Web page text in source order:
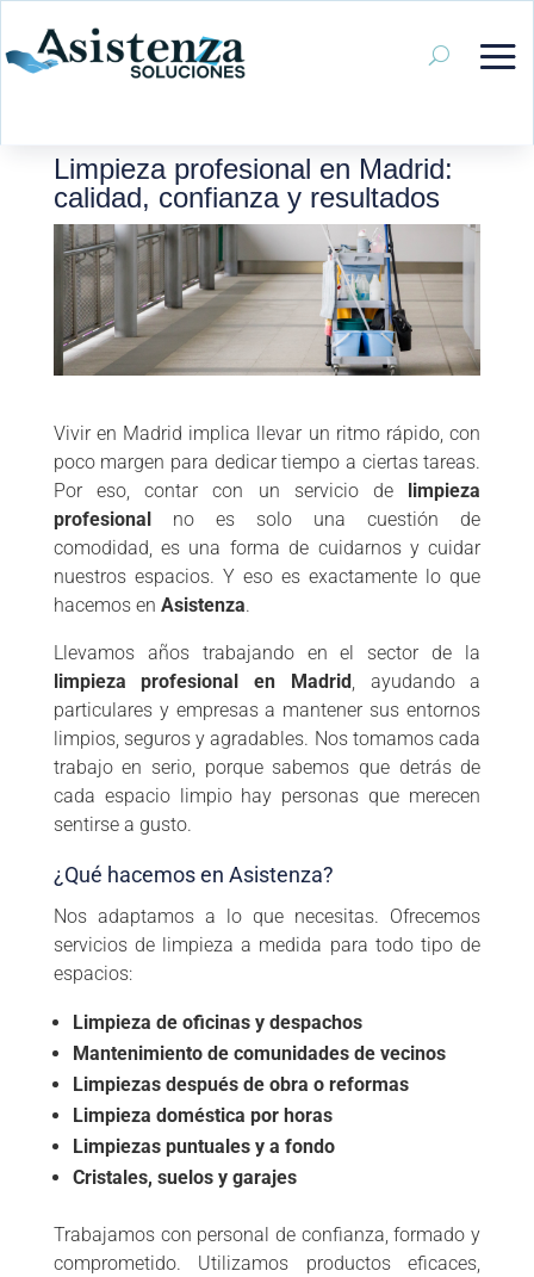
Limpieza profesional en Madrid:
calidad, confianza y resultados
Vivir en Madrid implica llevar un ritmo rápido, con
poco margen para dedicar tiempo a ciertas tareas.
Por eso, contar con un servicio de limpieza
profesionalno es solo una cuestión de
comodidad, es una forma de cuidarnos y cuidar
nuestros espacios. Y eso es exactamente lo que
hacemos en Asistenza.
Llevamos años trabajando en el sector de la
limpieza profesional en Madrid, ayudando a
particulares y empresas a mantener sus entornos
limpios, seguros y agradables. Nos tomamos cada
trabajo en serio, porque sabemos que detrás de
cada espacio limpio hay personas que merecen
sentirse a gusto.
¿Qué hacemos en Asistenza?
Nos adaptamos a lo que necesitas. Ofrecemos
servicios de limpieza a medida para todo tipo de
espacios:
Limpieza de oficinas y despachos
Mantenimiento de comunidades de vecinos
Limpiezas después de obra o reformas
Limpieza doméstica por horas
Limpiezas puntuales y a fondo
Cristales, suelos y garajes
Trabajamos con personal de confianza, formado y
comprometido. Utilizamos productos eficaces,